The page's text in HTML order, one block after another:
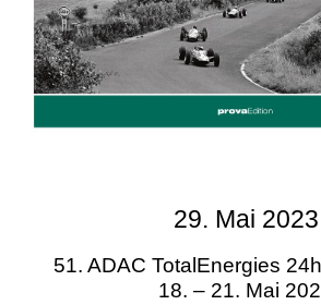
29. Mai 2023
51. ADAC TotalEnergies
18. – 21. Mai